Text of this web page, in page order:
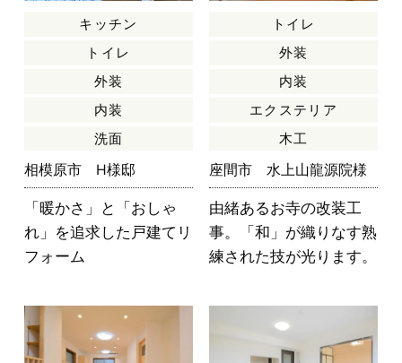
キッチン
トイレ
外装
内装
洗面
相模原市 H様邸
「暖かさ」と「おしゃ
れ」を追求した戸建てリ
フォーム
トイレ
外装
内装
エクステリア
木工
座間市 水上山龍源院様
由緒あるお寺の改装工
事。「和」が織りなす熟
練された技が光ります。